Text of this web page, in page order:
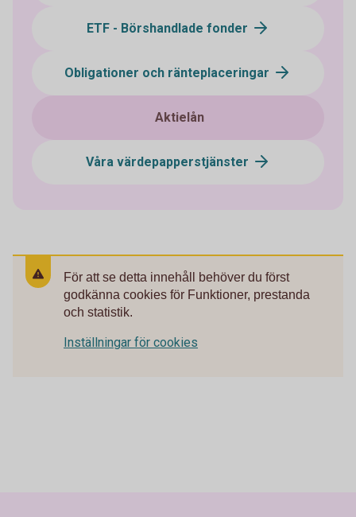
ETF - Börshandlade fonder
Obligationer och ränteplaceringar
Aktielån
Våra värdepapperstjänster
För att se detta innehåll behöver du först
godkänna cookies för Funktioner, prestanda
och statistik.
Inställningar för cookies